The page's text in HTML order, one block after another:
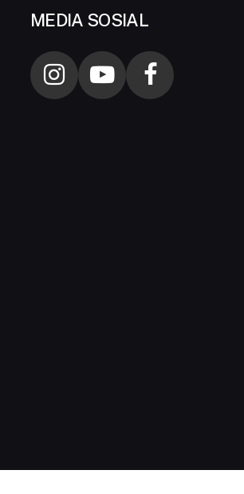
MEDIA SOSIAL